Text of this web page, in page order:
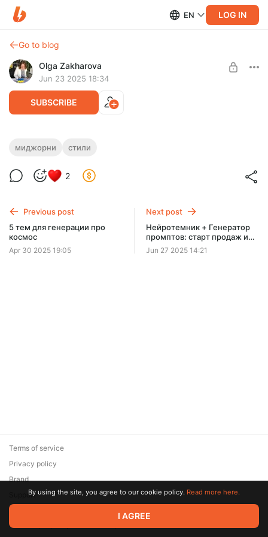
EN LOG IN
Go to blog
Olga Zakharova
Jun 23 2025 18:34
SUBSCRIBE
10 трендовых стилистик для Миджорни
Стилистики для стоковых фото, особенно хорошо подойдут
для генерации тем с людьми.
$11.6 $8.7 per month -25%
Billed every 12 months.
миджорни стили
2
Previous post
5 тем для генерации про
космос
Apr 30 2025 19:05
Next post
Нейротемник + Генератор
промптов: старт продаж и
скидочка
Jun 27 2025 14:21
© 2026 Zaya Solutions Limited. All rights reserved. All trademarks
are the property of their respective owners.
Terms of service
Privacy policy
Brand
SupportBy using the site, you agree to our cookie policy. Read more here.
I AGREE